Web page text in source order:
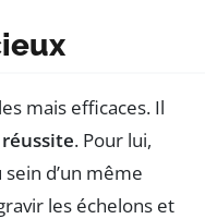
mais efficaces. Il
réussite. Pour lui,
d’un même
les échelons et